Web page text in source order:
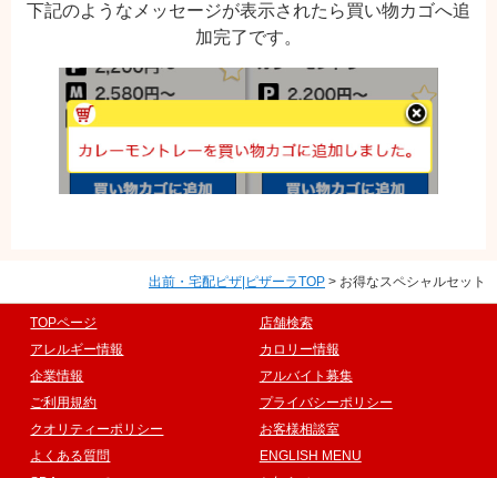
下記のようなメッセージが表示されたら買い物カゴへ追
加完了です。
出前・宅配ピザ|ピザーラTOP > お得なスペシャルセット
TOPページ
店舗検索
アレルギー情報
カロリー情報
企業情報
アルバイト募集
ご利用規約
プライバシーポリシー
クオリティーポリシー
お客様相談室
よくある質問
ENGLISH MENU